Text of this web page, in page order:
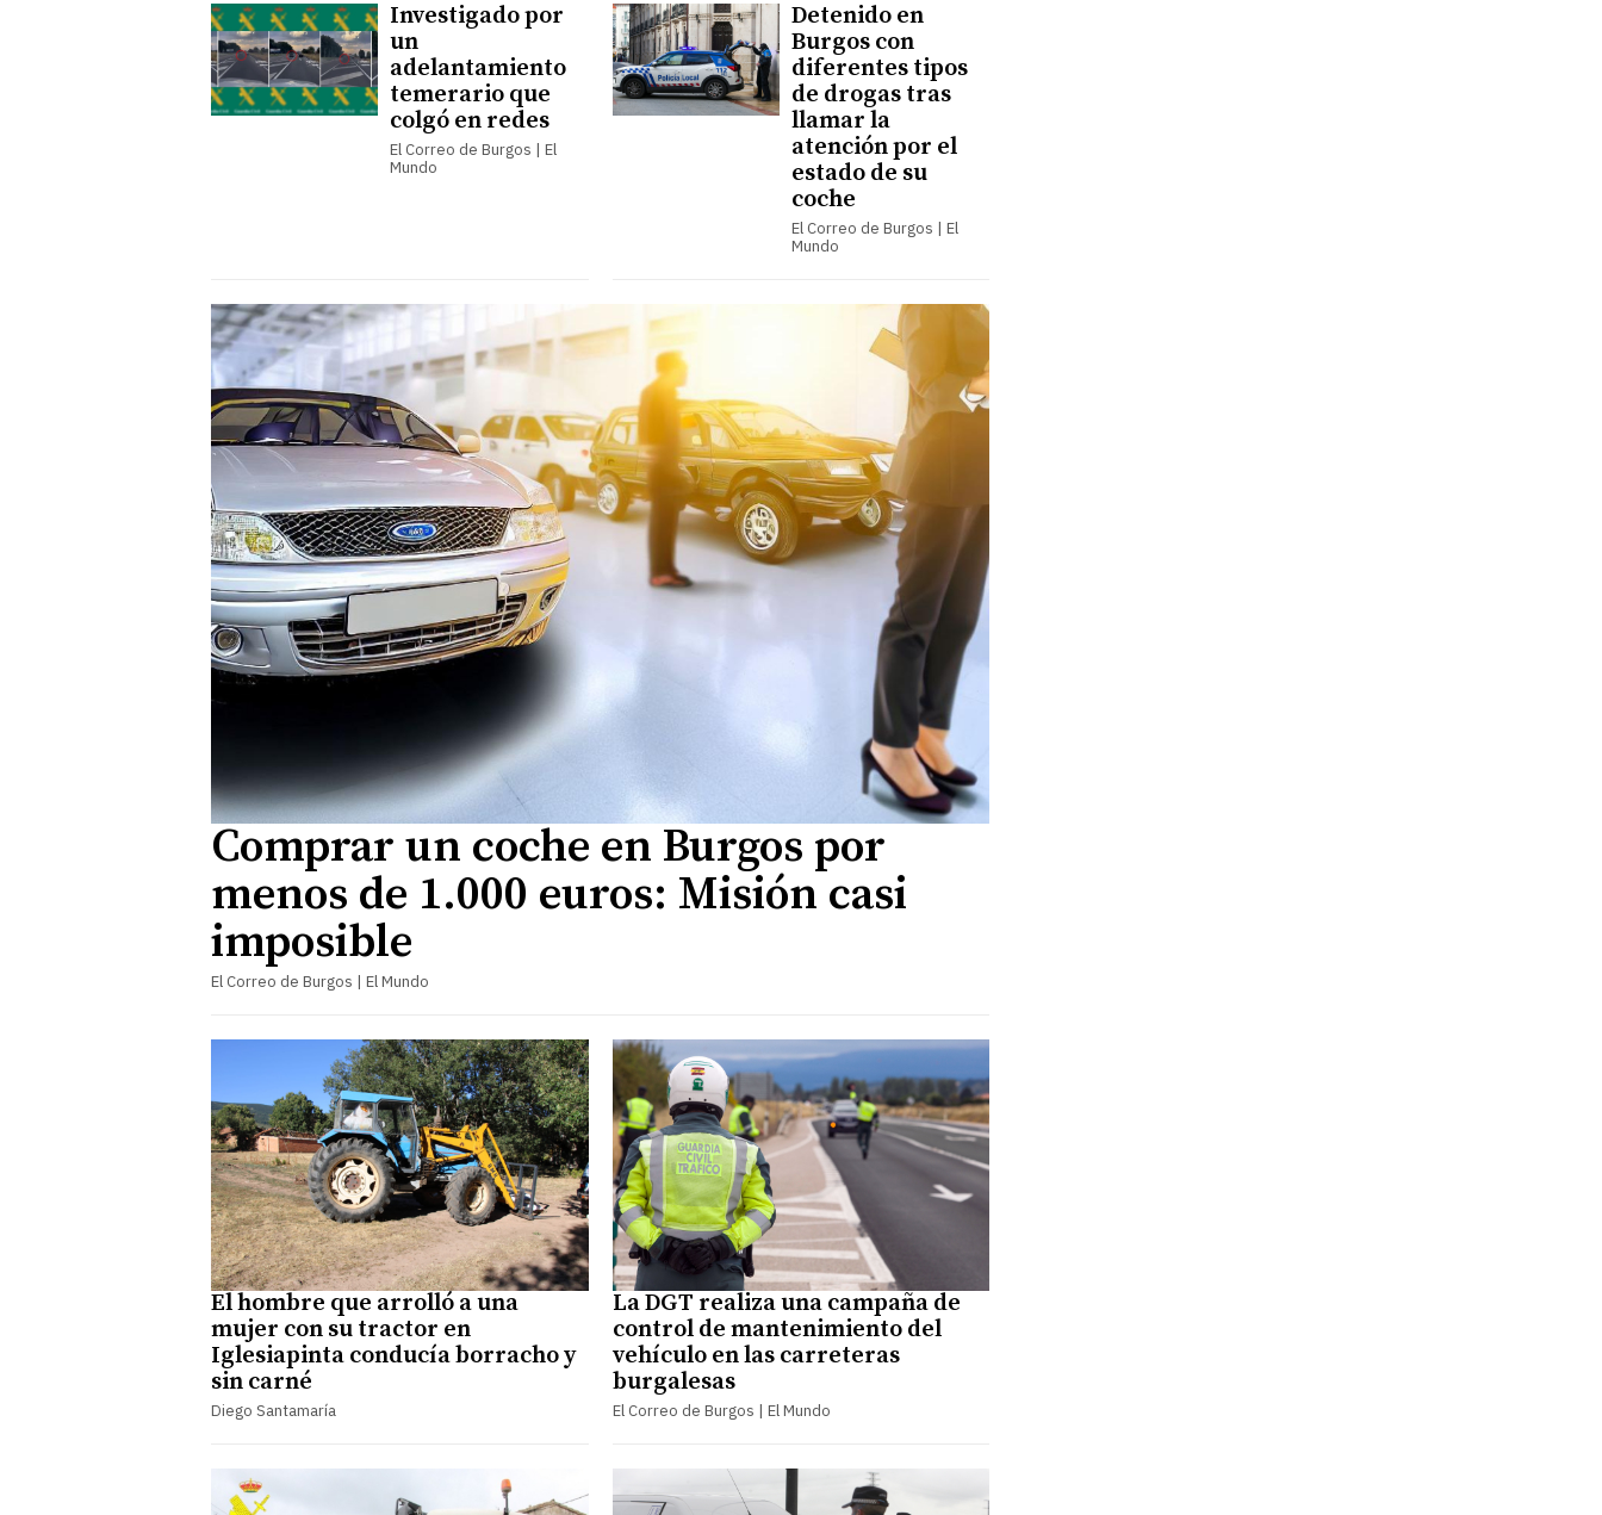
Investigado por
un
adelantamiento
temerario que
colgó en redes
El Correo de Burgos | El
Mundo
Detenido en
Burgos con
diferentes tipos
de drogas tras
llamar la
atención por el
estado de su
coche
El Correo de Burgos | El
Mundo
Comprar un coche en Burgos por
menos de 1.000 euros: Misión casi
imposible
El Correo de Burgos | El Mundo
El hombre que arrolló a una
mujer con su tractor en
Iglesiapinta conducía borracho y
sin carné
Diego Santamaría
La DGT realiza una campaña de
control de mantenimiento del
vehículo en las carreteras
burgalesas
El Correo de Burgos | El Mundo